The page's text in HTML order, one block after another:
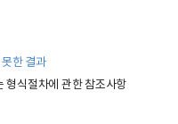
한 결과
형식절차에 관한 참조사항